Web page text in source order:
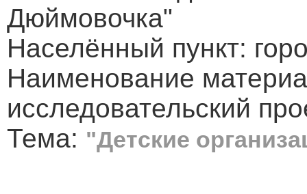
Дюймовочка"
Населённый пункт:
Наименование
исследовательский
Тема: "Детские